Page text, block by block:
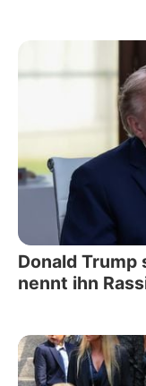
Donald Trump
nennt ihn